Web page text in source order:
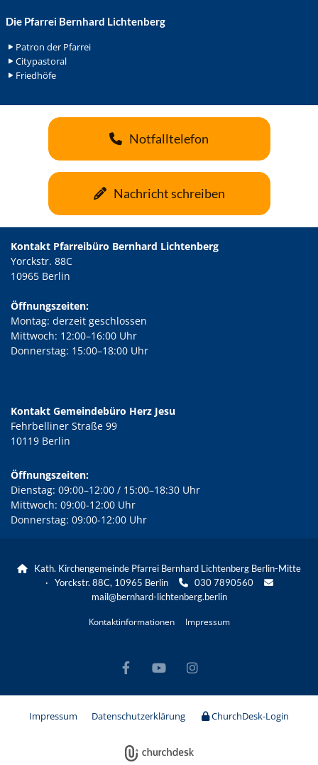
Die Pfarrei Bernhard Lichtenberg
Patron der Pfarrei
Citypastoral
Friedhöfe
Notfalltelefon
Nachricht schreiben
Kontakt Pfarreibüro Bernhard Lichtenberg
Yorckstr. 88C
10965 Berlin
Öffnungszeiten:
Montag: derzeit geschlossen
Mittwoch: 12:00–16:00 Uhr
Donnerstag: 15:00–18:00 Uhr
Kontakt Gemeindebüro Herz Jesu
Fehrbelliner Straße 99
10119 Berlin
Öffnungszeiten:
Dienstag: 09:00–12:00 / 15:00–18:30 Uhr
Mittwoch: 09:00-12:00 Uhr
Donnerstag: 09:00-12:00 Uhr

Kath. Kirchengemeinde Pfarrei Bernhard Lichtenberg Berlin-Mitte
· Yorckstr. 88C, 10965 Berlin
030 7890560 
mail@bernhard-lichtenberg.berlin
Kontaktinformationen Impressum
Impressum Datenschutzerklärung ChurchDesk-Login